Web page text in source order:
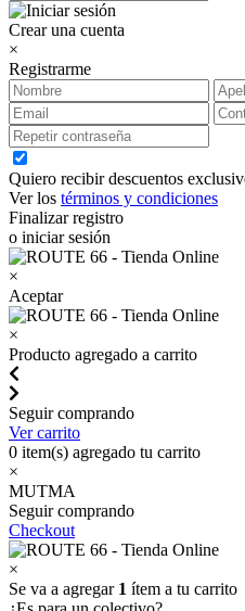
Crear una cuenta
×
Registrarme
Quiero recibir descuentos
Ver los términos y condiciones
Finalizar registro
o iniciar sesión
×
Aceptar
×
Producto agregado a carrito
Seguir comprando
Ver carrito
0 item(s) agregado tu carrito
×
MUTMA
Seguir comprando
Checkout
×
Se va a agregar 1 ítem a tu carrito